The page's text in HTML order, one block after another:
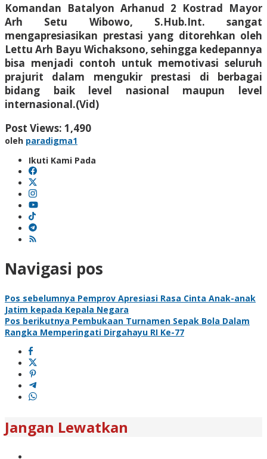
Komandan Batalyon Arhanud 2 Kostrad Mayor
Arh Setu Wibowo, S.Hub.Int. sangat
mengapresiasikan prestasi yang ditorehkan oleh
Lettu Arh Bayu Wichaksono, sehingga kedepannya
bisa menjadi contoh untuk memotivasi seluruh
prajurit dalam mengukir prestasi di berbagai
bidang baik level nasional maupun level
internasional.(Vid)
Post Views: 1,490
oleh paradigma1
Ikuti Kami Pada
Navigasi pos
Pos sebelumnya Pemprov Apresiasi Rasa Cinta Anak-anak
Jatim kepada Kepala Negara
Pos berikutnya Pembukaan Turnamen Sepak Bola Dalam
Rangka Memperingati Dirgahayu RI Ke-77
Jangan Lewatkan